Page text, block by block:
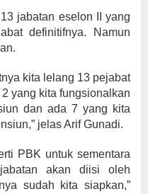
jabatan eselon II yang
definitifnya. Namun
kita lelang 13 pejabat
yang kita fungsionalkan
dan ada 7 yang kita
jelas Arif Gunadi.
PBK untuk sementara
akan diisi oleh
sudah kita siapkan,”